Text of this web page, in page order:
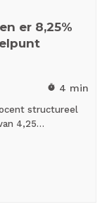
er 8,25%
timer 4 min
structureel
4,25…